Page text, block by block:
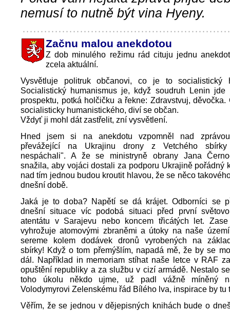
nemusí to nutně být vina Hyeny.
Začnu malou anekdotou
Z dob minulého režimu rád cituju jednu
zcela aktuální.
Vysvětluje politruk občanovi, co je to socialistický
Socialistický humanismus je, když soudruh Lenin jde
prospektu, potká holčičku a řekne: Zdravstvuj, děvočka.
socialisticky humanistického, diví se občan.
Vždyť ji mohl dát zastřelit, zní vysvětlení.
Hned jsem si na anekdotu vzpomněl nad
převážející na Ukrajinu drony z Vetchého
nespáchali". A že se ministryně obrany Jana
snažila, aby vojáci dostali za podporu Ukrajině pořádný
nad tím jednou budou kroutit hlavou, že se něco
dnešní době.
Jaká je to doba? Napětí se dá krájet. Odborníci se
dnešní situace víc podobá situaci před první
atentátu v Sarajevu nebo koncem třicátých let.
vyhrožuje atomovými zbraněmi a útoky na naše
sereme kolem dodávek dronů vyrobených na
sbírky! Když o tom přemýšlím, napadá mě, že by se
dál. Například in memoriam stíhat naše letce v RAF
opuštění republiky a za službu v cizí armádě. Nestalo
toho úkolu někdo ujme, už padl vážně míněný
Volodymyrovi Zelenskému řád Bílého lva, inspirace by tu
Věřím, že se jednou v dějepisných knihách bude o